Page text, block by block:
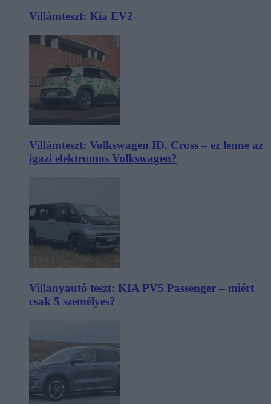
Villámteszt: Kia EV2
Villámteszt: Volkswagen ID. Cross – ez lenne az
igazi elektromos Volkswagen?
Villanyautó teszt: KIA PV5 Passenger – miért
csak 5 személyes?